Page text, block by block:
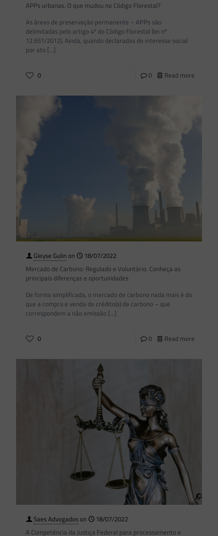
APPs urbanas. O que mudou no Código Florestal?
As áreas de preservação permanente – APPs são
delimitadas pelo artigo 4º do Código Florestal (lei nº
12.651/2012). Ainda, quando declaradas de interesse social
por ato […]
0 0 Read more
Gleyse Gulin on
18/07/2022
Mercado de Carbono: Regulado e Voluntário. Conheça as
principais diferenças e oportunidades
De forma simplificada, o mercado de carbono nada mais é do
que a compra e venda de crédito(s) de carbono – que
correspondem a não emissão […]
0 0 Read more
Saes Advogadoson
18/07/2022
A Competência da Justiça Federal para processamento e